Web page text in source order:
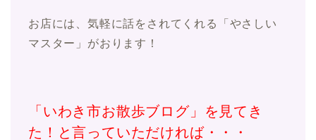
お店には、気軽に話をされてくれる「やさしい
マスター」がおります！
「いわき市お散歩ブログ」を見てき
た！と言っていただければ・・・